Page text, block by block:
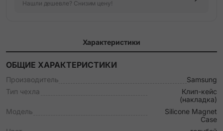
Нашли дешевле? Снизим цену!
Характеристики
ОБЩИЕ ХАРАКТЕРИСТИКИ
Производитель
Samsung
Тип чехла
Клип-кейс
(накладка)
Модель
Silicone Magnet
Case